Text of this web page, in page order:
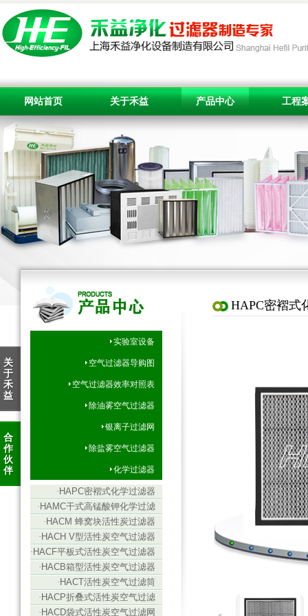
网站首页 关于禾益 产品中心 工程
关
于
禾
益
合
作
伙
伴
实验室设备
空气过滤器导购图
空气过滤器效率对照表
除油雾空气过滤器
银离子过滤网
除盐雾空气过滤器
化学过滤器
· HAPC密褶式化学过滤器
· HAMC干式高锰酸钾化学过滤
器
· HACM 蜂窝块活性炭过滤器
· HACH V型活性炭空气过滤器
· HACF平板式活性炭空气过滤器
· HACB箱型活性炭空气过滤器
· HACT活性炭空气过滤筒
· HACP折叠式活性炭空气过滤
网
· HACD袋式活性炭空气过滤网
HAPC密褶式